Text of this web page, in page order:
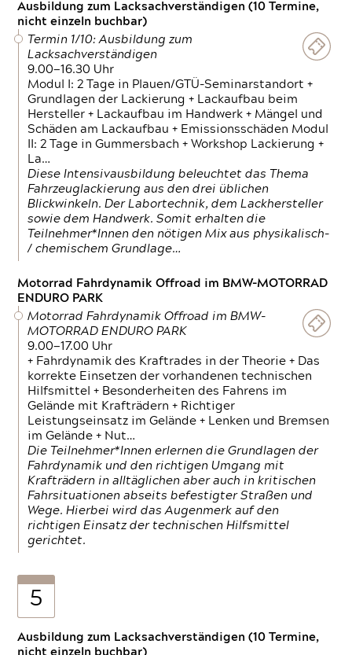
Ausbildung zum Lacksachverständigen (10 Termine,
nicht einzeln buchbar)
Termin 1/10: Ausbildung zum
Lacksachverständigen
9.00—16.30 Uhr
Modul I: 2 Tage in Plauen/GTÜ-Seminarstandort +
Grundlagen der Lackierung + Lackaufbau beim
Hersteller + Lackaufbau im Handwerk + Mängel und
Schäden am Lackaufbau + Emissionsschäden Modul
II: 2 Tage in Gummersbach + Workshop Lackierung +
La…
Diese Intensivausbildung beleuchtet das Thema
Fahrzeuglackierung aus den drei üblichen
Blickwinkeln. Der Labortechnik, dem Lackhersteller
sowie dem Handwerk. Somit erhalten die
Teilnehmer*Innen den nötigen Mix aus physikalisch-
/ chemischem Grundlage…
Motorrad Fahrdynamik Offroad im BMW-MOTORRAD
ENDURO PARK
Motorrad Fahrdynamik Offroad im BMW-
MOTORRAD ENDURO PARK
9.00—17.00 Uhr
+ Fahrdynamik des Kraftrades in der Theorie + Das
korrekte Einsetzen der vorhandenen technischen
Hilfsmittel + Besonderheiten des Fahrens im
Gelände mit Krafträdern + Richtiger
Leistungseinsatz im Gelände + Lenken und Bremsen
im Gelände + Nut…
Die Teilnehmer*Innen erlernen die Grundlagen der
Fahrdynamik und den richtigen Umgang mit
Krafträdern in alltäglichen aber auch in kritischen
Fahrsituationen abseits befestigter Straßen und
Wege. Hierbei wird das Augenmerk auf den
richtigen Einsatz der technischen Hilfsmittel
gerichtet.
5
Ausbildung zum Lacksachverständigen (10 Termine,
nicht einzeln buchbar)